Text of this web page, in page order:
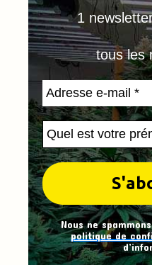
1
tous les
Nous ne
politique de